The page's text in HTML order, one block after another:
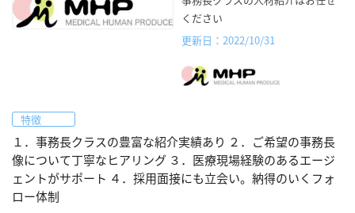
ください
更新日：2022/10/31
特徴
１．事務長クラスの豊富な紹介実績あり ２．ご希望の事務長
像について丁寧なヒアリング ３．医療現場経験のあるエージ
ェントがサポート ４．採用面接にも立会い。納得のいくフォ
ロー体制